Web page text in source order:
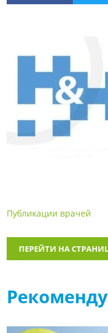
Публикации врачей
ПЕРЕЙТИ НА